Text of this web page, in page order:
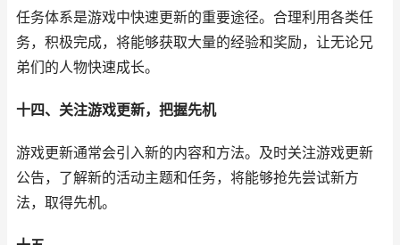
任务体系是游戏中快速更新的重要途径。合理利用各类任
务，积极完成，将能够获取大量的经验和奖励，让无论兄
弟们的人物快速成长。
十四、关注游戏更新，把握先机
游戏更新通常会引入新的内容和方法。及时关注游戏更新
公告，了解新的活动主题和任务，将能够抢先尝试新方
法，取得先机。